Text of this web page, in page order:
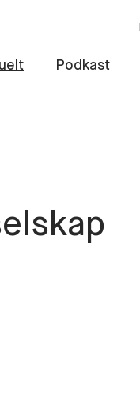
Podkast